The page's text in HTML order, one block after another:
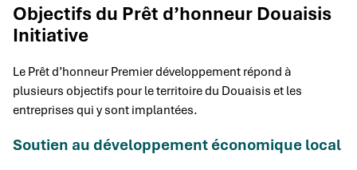
Objectifs du Prêt d’honneur Douaisis
Initiative
Le Prêt d’honneur Premier développement répond à
plusieurs objectifs pour le territoire du Douaisis et les
entreprises qui y sont implantées.
Soutien au développement économique local